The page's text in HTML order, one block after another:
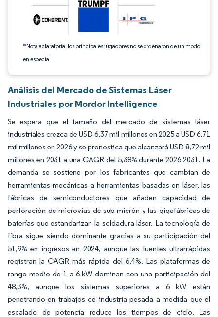
*Nota aclaratoria: los principales jugadores no se ordenaron de un modo
en especial
Análisis del Mercado de Sistemas Láser
Industriales por Mordor Intelligence
Se espera que el tamaño del mercado de sistemas láser
industriales crezca de USD 6,37 mil millones en 2025 a USD 6,71
mil millones en 2026 y se pronostica que alcanzará USD 8,72 mil
millones en 2031 a una CAGR del 5,38% durante 2026-2031. La
demanda se sostiene por los fabricantes que cambian de
herramientas mecánicas a herramientas basadas en láser, las
fábricas de semiconductores que añaden capacidad de
perforación de microvías de sub-micrón y las gigafábricas de
baterías que estandarizan la soldadura láser. La tecnología de
fibra sigue siendo dominante gracias a su participación del
51,9% en ingresos en 2024, aunque las fuentes ultrarrápidas
registran la CAGR más rápida del 6,4%. Las plataformas de
rango medio de 1 a 6 kW dominan con una participación del
48,3%, aunque los sistemas superiores a 6 kW están
penetrando en trabajos de industria pesada a medida que el
escalado de potencia reduce los tiempos de ciclo. Las